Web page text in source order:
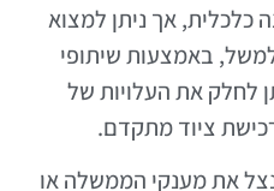
כלכלית, אך ניתן למצוא
באמצעות שיתופי
לחלק את העלויות של
ציוד מתקדם.
את מענקי הממשלה או